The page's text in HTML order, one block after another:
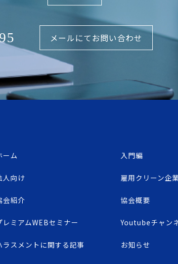
メールにてお問い合わせ
ーム 入門編
人向け 雇用クリーン企
会紹介 協会概要
レミアムWEBセミナー Youtubeチャン
ラスメントに関する記事 お知らせ